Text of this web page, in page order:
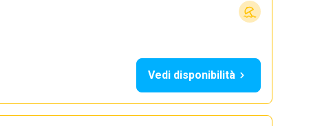
Vedi disponibilità